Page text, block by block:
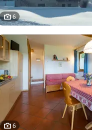
6
6